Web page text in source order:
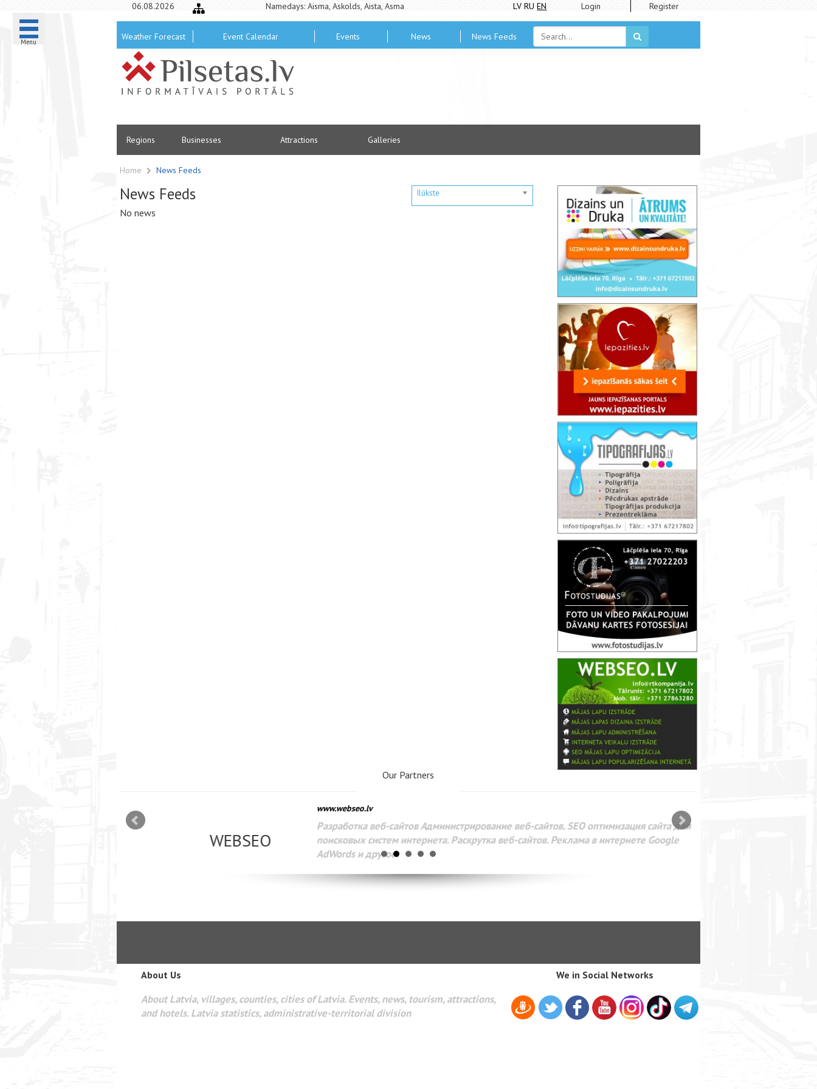
Menu
06.08.2026 Namedays: Aisma, Askolds, Aista, Asma LV RU EN Login Register
Weather Forecast Event Calendar Events News News Feeds
Regions Businesses Attractions Galleries
Home News Feeds
News Feeds
No news
Ilūkste
Our Partners
WEBSEO
www.webseo.lv
Разработка веб-сайтов Администрирование веб-сайтов. SEO оптимизация сайта для
поисковых систем интернета. Раскрутка веб-сайтов. Реклама в интернете Google
AdWords и другое.
About Us
About Latvia, villages, counties, cities of Latvia. Events, news, tourism, attractions,
and hotels. Latvia statistics, administrative-territorial division
We in Social Networks